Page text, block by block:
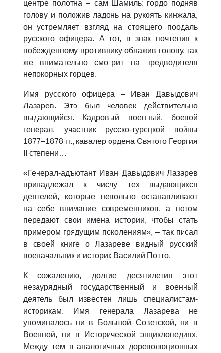
центре полотна – сам Шамиль: гордо подняв
голову и положив ладонь на рукоять кинжала,
он устремляет взгляд на стоящего поодаль
русского офицера. А тот, в знак почтения к
побежденному противнику обнажив голову, так
же внимательно смотрит на предводителя
непокорных горцев.
Имя русского офицера – Иван Давыдович
Лазарев. Это был человек действительно
выдающийся. Кадровый военный, боевой
генерал, участник русско-турецкой войны
1877–1878 гг., кавалер ордена Святого Георгия
II степени…
«Генерал-адъютант Иван Давыдович Лазарев
принадлежал к числу тех выдающихся
деятелей, которые невольно останавливают
на себе внимание современников, а потом
передают свои имена истории, чтобы стать
примером грядущим поколениям», – так писал
в своей книге о Лазареве видный русский
военачальник и историк Василий Потто.
К сожалению, долгие десятилетия этот
незаурядный государственный и военный
деятель был известен лишь специалистам-
историкам. Имя генерала Лазарева не
упоминалось ни в Большой Советской, ни в
Военной, ни в Исторической энциклопедиях.
Между тем в аналогичных дореволюционных